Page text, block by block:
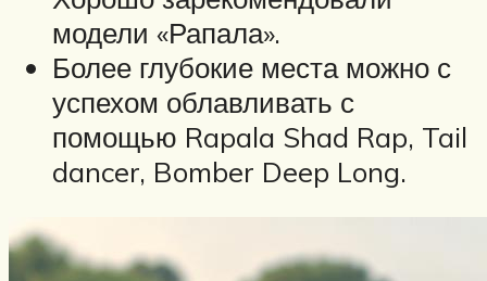
модели «Рапала».
Более глубокие места можно с
успехом облавливать с
помощью Rapala Shad Rap, Tail
dancer, Bomber Deep Long.